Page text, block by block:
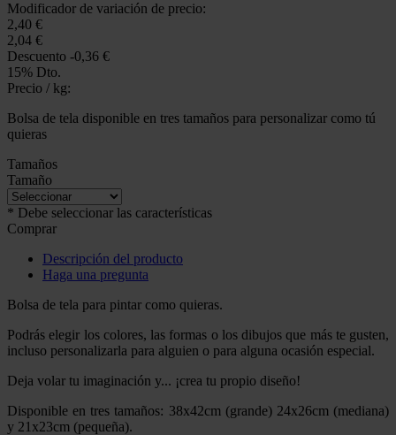
Modificador de variación de precio:
2,40 €
2,04 €
Descuento -0,36 €
15% Dto.
Precio / kg:
Bolsa de tela disponible en tres tamaños para personalizar como tú
quieras
Tamaños
Tamaño
* Debe seleccionar las características
Comprar
Descripción del producto
Haga una pregunta
Bolsa de tela para pintar como quieras.
Podrás elegir los colores, las formas o los dibujos que más te gusten,
incluso personalizarla para alguien o para alguna ocasión especial.
Deja volar tu imaginación y... ¡crea tu propio diseño!
Disponible en tres tamaños: 38x42cm (grande) 24x26cm (mediana)
y 21x23cm (pequeña).